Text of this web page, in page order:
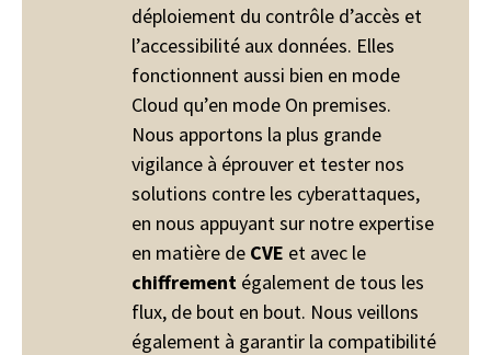
déploiement du contrôle d’accès et
l’accessibilité aux données. Elles
fonctionnent aussi bien en mode
Cloud qu’en mode On premises.
Nous apportons la plus grande
vigilance à éprouver et tester nos
solutions contre les cyberattaques,
en nous appuyant sur notre expertise
en matière de CVE et avec le
chiffrement également de tous les
flux, de bout en bout. Nous veillons
également à garantir la compatibilité